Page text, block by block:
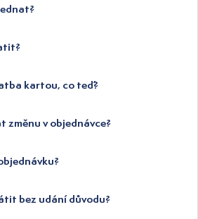
kartou, co teď?
změnu v objednávce?
bez udání důvodu?